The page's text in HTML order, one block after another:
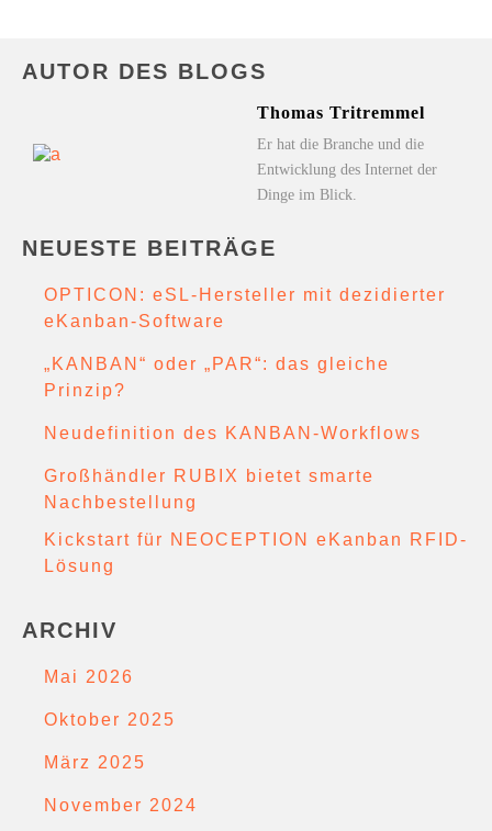
AUTOR DES BLOGS
Thomas Tritremmel
Er hat die Branche und die
Entwicklung des Internet der
Dinge im Blick.
NEUESTE BEITRÄGE
OPTICON: eSL-Hersteller mit dezidierter
eKanban-Software
„KANBAN“ oder „PAR“: das gleiche
Prinzip?
Neudefinition des KANBAN-Workflows
Großhändler RUBIX bietet smarte
Nachbestellung
Kickstart für NEOCEPTION eKanban RFID-
Lösung
ARCHIV
Mai 2026
Oktober 2025
März 2025
November 2024